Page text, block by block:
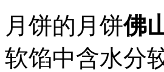
月饼的月饼佛
软馅中含水分